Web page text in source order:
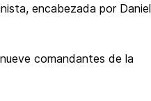
encabezada por Daniel
comandantes de la